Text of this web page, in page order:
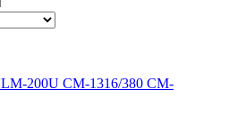
LM-200U CM-1316/380 CM-